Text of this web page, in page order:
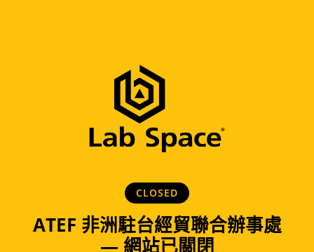
CLOSED
ATEF 非洲駐台經貿聯合辦事處
— 網站已關閉